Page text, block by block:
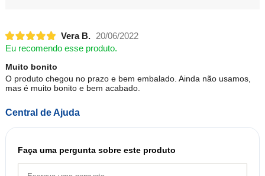
Vera B.
20/06/2022
Eu recomendo esse produto.
Muito bonito
O produto chegou no prazo e bem embalado. Ainda não usamos,
mas é muito bonito e bem acabado.
Central de Ajuda
Faça uma pergunta sobre este produto